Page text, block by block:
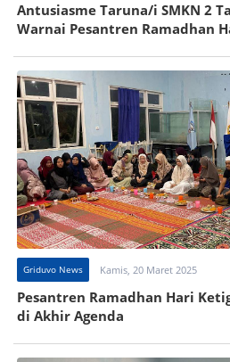
Antusiasme Taruna/i SMKN 2
Warnai Pesantren Ramadhan
Griduvo News Kamis, 20 Maret 2025
Pesantren Ramadhan Hari
di Akhir Agenda